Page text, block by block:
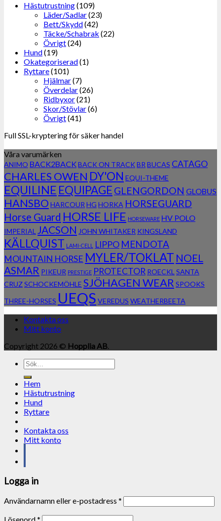
Hästutrustning(109)
Läder/Sadlar(23)
Bett/Skydd(42)
Täcke/Schabrak (22)
Övrigt(24)
Hund(19)
Okategoriserad(1)
Ryttare(101)
Hjälmar(7)
Överdelar(26)
Ridbyxor(21)
Skor/Stövlar(6)
Övrigt(41)
Full SSL-kryptering för säker handel
Våra varumärken
ANIMO BACK2BACKBACK ON TRACK BR BUCAS CATAGO
CHARLES OWEN DY'ON EQUI-THEME
EQUILINE EQUIPAGE GLENGORDON GLOBUS
HANSBO HARCOUR HG HORKA HORSEGUARD
Horse Guard HORSE LIFE HORSEWARE HV POLO
IMPERIAL JACSON JOHN WHITAKER KINGSLAND
KÄLLQUIST LAMI-CELL LIPPO MENDOTA
MOUNTAIN HORSE MYLER/TOKLAT NOEL
ASMAR PIKEUR PRESTIGE PROTECTOR ROECKL SANTA
CRUZSCHOCKEMÖHLE SJÖHAGEN WEAR SPOOKS
THREE-HORSES UEQS VEREDUS WEATHERBEETA
Kontakta oss
Mitt konto
Copyright 2026 © Hopplia AB.
Sök
efter:
Hem
Hästutrustning
Hund
Ryttare
Kontakta oss
Mitt konto
Logga in
Användarnamn eller e-postadress *